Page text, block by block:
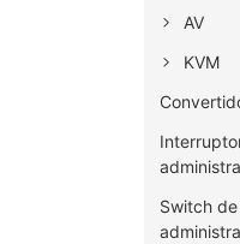
AV
KVM
Switch